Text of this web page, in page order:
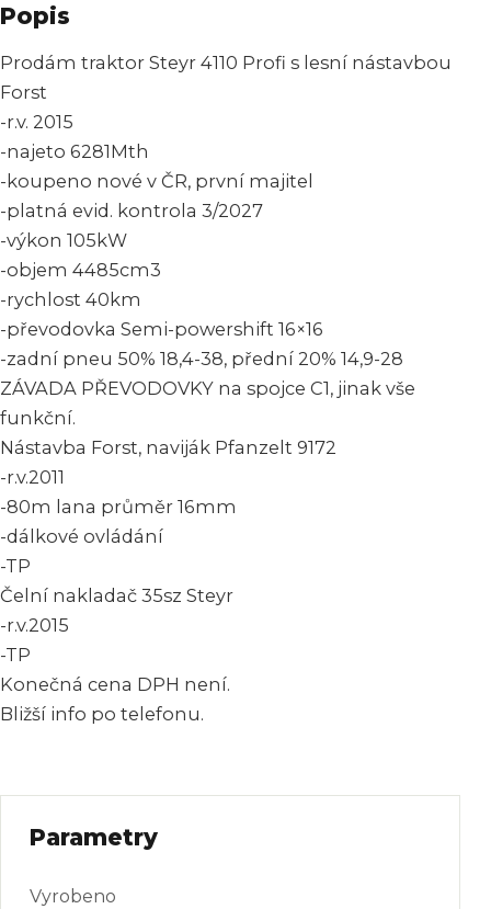
Popis
Prodám traktor Steyr 4110 Profi s lesní nástavbou
Forst
-r.v. 2015
-najeto 6281Mth
-koupeno nové v ČR, první majitel
-platná evid. kontrola 3/2027
-výkon 105kW
-objem 4485cm3
-rychlost 40km
-převodovka Semi-powershift 16×16
-zadní pneu 50% 18,4-38, přední 20% 14,9-28
ZÁVADA PŘEVODOVKY na spojce C1, jinak vše
funkční.
Nástavba Forst, naviják Pfanzelt 9172
-r.v.2011
-80m lana průměr 16mm
-dálkové ovládání
-TP
Čelní nakladač 35sz Steyr
-r.v.2015
-TP
Konečná cena DPH není.
Bližší info po telefonu.
Parametry
Vyrobeno